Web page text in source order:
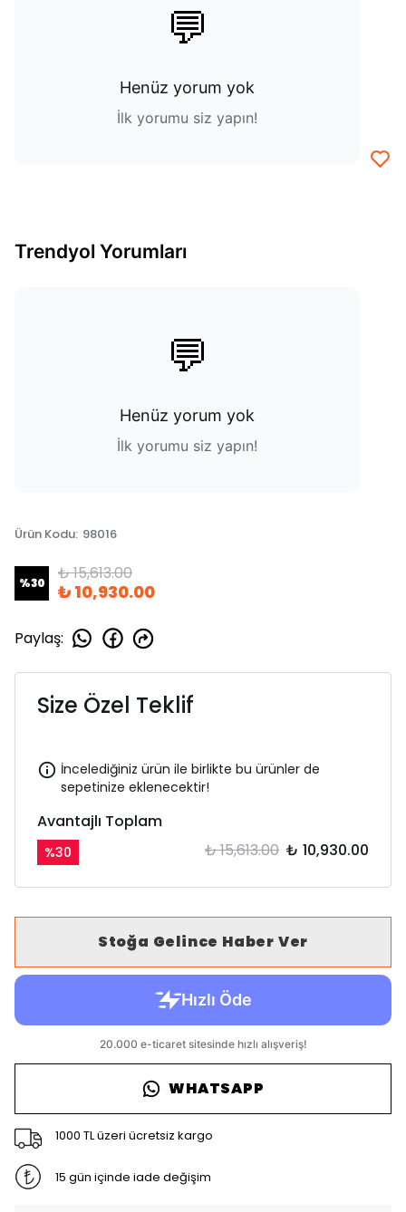
💬
Henüz yorum yok
İlk yorumu siz yapın!
Trendyol Yorumları
💬
Henüz yorum yok
İlk yorumu siz yapın!
Ürün Kodu: 98016
%30 ₺ 15,613.00
₺ 10,930.00
Paylaş:
Size Özel Teklif
İncelediğiniz ürün ile birlikte bu ürünler de
sepetinize eklenecektir!
Avantajlı Toplam
%30 ₺ 15,613.00 ₺ 10,930.00
Stoğa Gelince Haber Ver
WHATSAPP
1000 TL üzeri ücretsiz kargo
15 gün içinde iade değişim